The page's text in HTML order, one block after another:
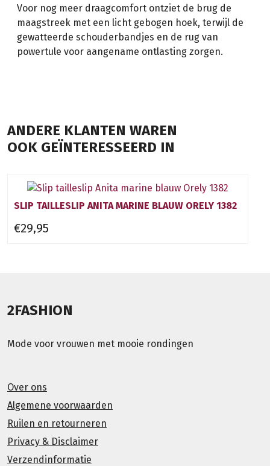
Voor nog meer draagcomfort ontziet de brug de
maagstreek met een licht gebogen hoek, terwijl de
gewatteerde schouderbandjes en de rug van
powertule voor aangename ontlasting zorgen.
ANDERE KLANTEN WAREN
OOK GEÏNTERESSEERD IN
SLIP TAILLESLIP ANITA MARINE BLAUW ORELY 1382
€29,95
2FASHION
Mode voor vrouwen met mooie rondingen
Over ons
Algemene voorwaarden
Ruilen en retourneren
Privacy & Disclaimer
Verzendinformatie